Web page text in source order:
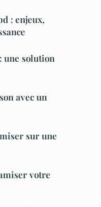
: enjeux,
solution
avec un
sur une
votre